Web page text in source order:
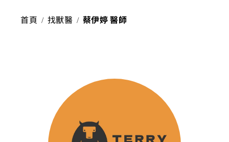
首頁 / 找獸醫 / 蔡伊婷 醫師